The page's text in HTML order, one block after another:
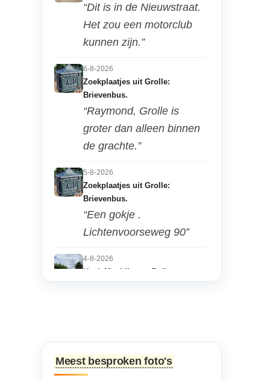
“Dit is in de Nieuwstraat.
Het zou een motorclub
kunnen zijn.”
6-8-2026
Zoekplaatjes uit Grolle:
Brievenbus.
“Raymond, Grolle is
groter dan alleen binnen
de grachte.”
5-8-2026
Zoekplaatjes uit Grolle:
Brievenbus.
“Een gokje .
Lichtenvoorseweg 90”
4-8-2026
Hoek Matthijs van Dulkenstraat
3-8-2026
Meest besproken foto's